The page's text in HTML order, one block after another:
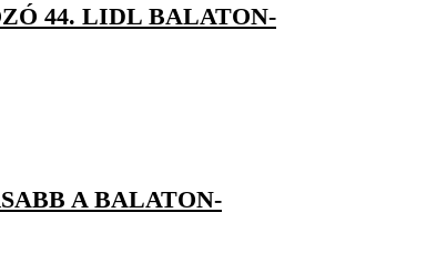
44. LIDL BALATON-
A BALATON-